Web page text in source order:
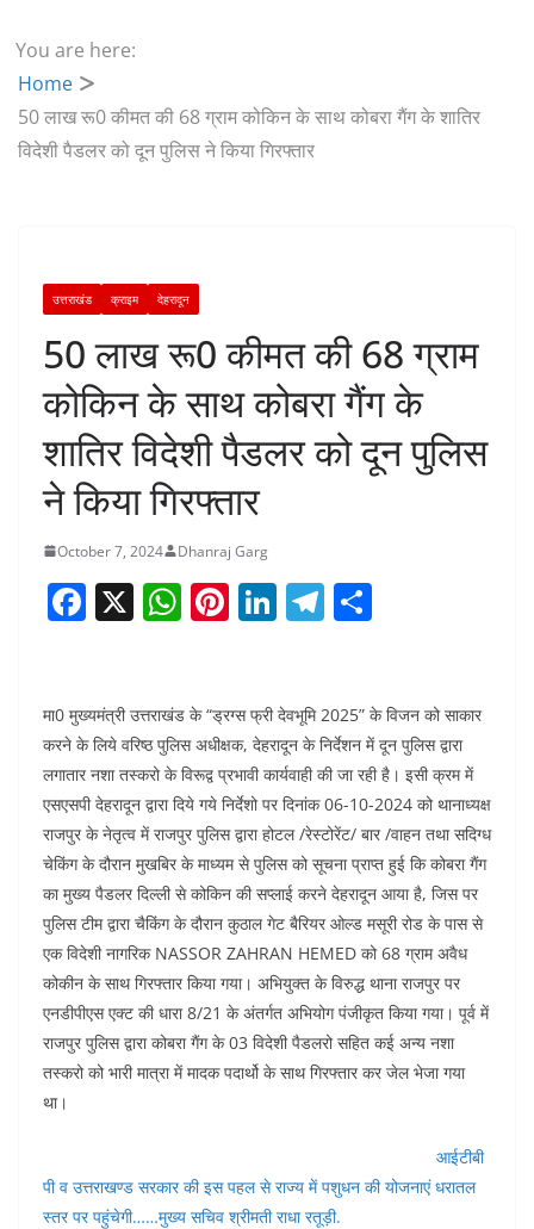
You are here:
Home
50 लाख रू0 कीमत की 68 ग्राम कोकिन के साथ कोबरा गैंग के शातिर
विदेशी पैडलर को दून पुलिस ने किया गिरफ्तार
उत्तराखंड क्राइम देहरादून
50 लाख रू0 कीमत की 68 ग्राम
कोकिन के साथ कोबरा गैंग के
शातिर विदेशी पैडलर को दून पुलिस
ने किया गिरफ्तार
October 7, 2024 Dhanraj Garg
F
a
e
b
o
o
k
X W
h
s
A
p
p
Pi
nt
e
st
Li
n
e
dI
n
T
el
gr
a
m
e
मा0 मुख्यमंत्री उत्तराखंड के “ड्रग्स फ्री देवभूमि 2025” के विजन को साकार
करने के लिये वरिष्ठ पुलिस अधीक्षक, देहरादून के निर्देशन में दून पुलिस द्वारा
लगातार नशा तस्करो के विरूद्व प्रभावी कार्यवाही की जा रही है। इसी क्रम में
एसएसपी देहरादून द्वारा दिये गये निर्देशो पर दिनांक 06-10-2024 को थानाध्यक्ष
राजपुर के नेतृत्व में राजपुर पुलिस द्वारा होटल /रेस्टोरेंट/ बार /वाहन तथा सदिग्ध
चेकिंग के दौरान मुखबिर के माध्यम से पुलिस को सूचना प्राप्त हुई कि कोबरा गैंग
का मुख्य पैडलर दिल्ली से कोकिन की सप्लाई करने देहरादून आया है, जिस पर
पुलिस टीम द्वारा चैकिंग के दौरान कुठाल गेट बैरियर ओल्ड मसूरी रोड के पास से
एक विदेशी नागरिक NASSOR ZAHRAN HEMED को 68 ग्राम अवैध
कोकीन के साथ गिरफ्तार किया गया। अभियुक्त के विरुद्ध थाना राजपुर पर
एनडीपीएस एक्ट की धारा 8/21 के अंतर्गत अभियोग पंजीकृत किया गया। पूर्व में
राजपुर पुलिस द्वारा कोबरा गैंग के 03 विदेशी पैडलरो सहित कई अन्य नशा
तस्करो को भारी मात्रा में मादक पदार्थो के साथ गिरफ्तार कर जेल भेजा गया
था।
आईटीबी
पी व उत्तराखण्ड सरकार की इस पहल से राज्य में पशुधन की योजनाएं धरातल
स्तर पर पहुंचेगी……मुख्य सचिव श्रीमती राधा रतूड़ी.